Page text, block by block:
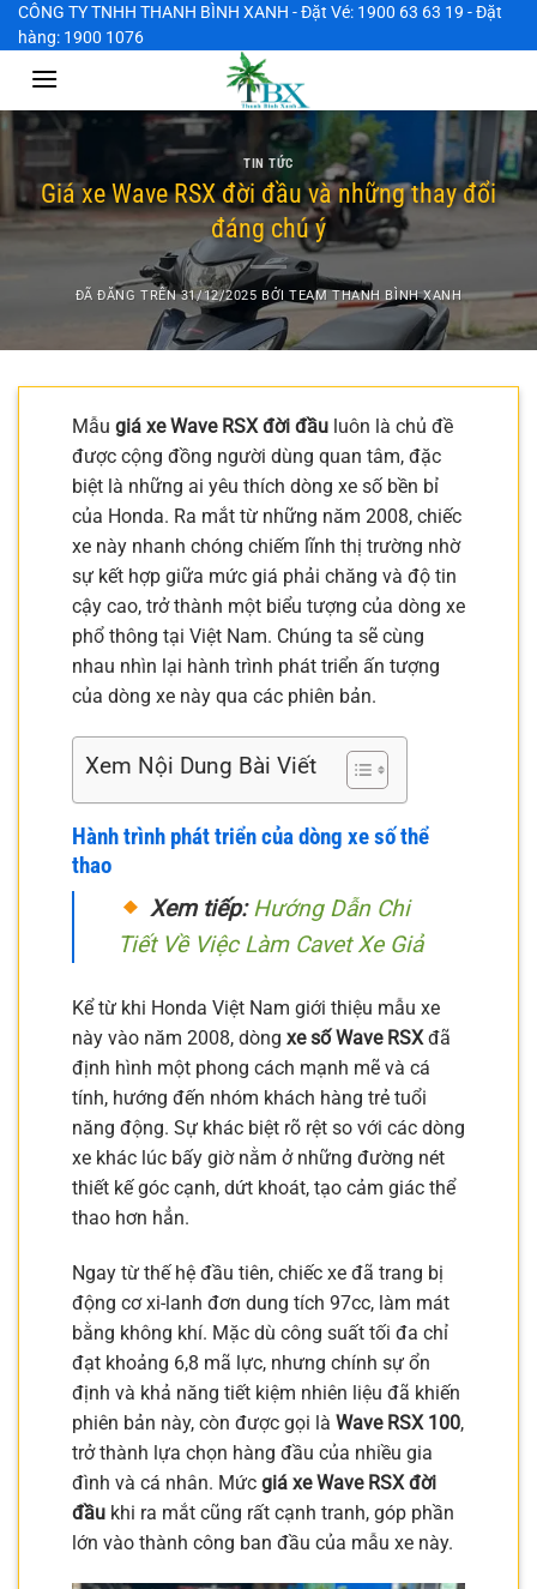
Chuyển
đến
CÔNG TY TNHH THANH BÌNH XANH - Đặt Vé: 1900 63 63 19 - Đặt
hàng: 1900 1076
TIN TỨC
Giá xe Wave RSX đời đầu và những thay đổi
đáng chú ý
ĐÃ ĐĂNG TRÊN31/12/2025 BỞITEAM THANH BÌNH XANH
Mẫu giá xe Wave RSX đời đầu luôn là chủ đề
được cộng đồng người dùng quan tâm, đặc
biệt là những ai yêu thích dòng xe số bền bỉ
của Honda. Ra mắt từ những năm 2008, chiếc
xe này nhanh chóng chiếm lĩnh thị trường nhờ
sự kết hợp giữa mức giá phải chăng và độ tin
cậy cao, trở thành một biểu tượng của dòng xe
phổ thông tại Việt Nam. Chúng ta sẽ cùng
nhau nhìn lại hành trình phát triển ấn tượng
của dòng xe này qua các phiên bản.
Xem Nội Dung Bài Viết
Hành trình phát triển của dòng xe số thể
thao
Xem tiếp:Hướng Dẫn Chi
Tiết Về Việc Làm Cavet Xe Giả
Kể từ khi Honda Việt Nam giới thiệu mẫu xe
này vào năm 2008, dòng xe số Wave RSXđã
định hình một phong cách mạnh mẽ và cá
tính, hướng đến nhóm khách hàng trẻ tuổi
năng động. Sự khác biệt rõ rệt so với các dòng
xe khác lúc bấy giờ nằm ở những đường nét
thiết kế góc cạnh, dứt khoát, tạo cảm giác thể
thao hơn hẳn.
Ngay từ thế hệ đầu tiên, chiếc xe đã trang bị
động cơ xi-lanh đơn dung tích 97cc, làm mát
bằng không khí. Mặc dù công suất tối đa chỉ
đạt khoảng 6,8 mã lực, nhưng chính sự ổn
định và khả năng tiết kiệm nhiên liệu đã khiến
phiên bản này, còn được gọi là Wave RSX 100,
trở thành lựa chọn hàng đầu của nhiều gia
đình và cá nhân. Mức giá xe Wave RSX đời
đầu khi ra mắt cũng rất cạnh tranh, góp phần
lớn vào thành công ban đầu của mẫu xe này.